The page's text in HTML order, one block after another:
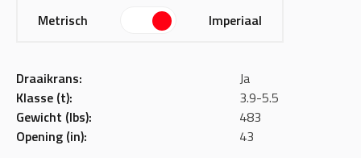
Metrisch Imperiaal
Draaikrans:
Klasse (t):
Gewicht (lbs):
Opening (in):
Ja
3.9-5.5
483
43